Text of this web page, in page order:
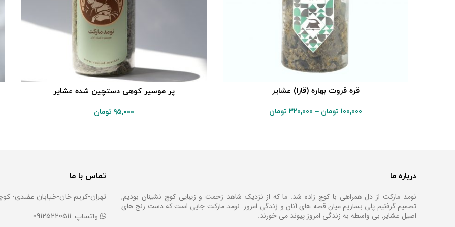
قره قروت بهاره (قارا) عشایر
۱۰۰,۰۰۰ تومان – ۳۲۰,۰۰۰ تومان
پر موسیر کوهی دستچین شده عشایر
۹۵,۰۰۰ تومان
درباره ما
نومد مارکت از دل همراهی با کوچ زاده شد. ما که از نزدیک شاهد زحمت و زیبایی کوچ نشینان بودیم,
تصمیم گرفتیم پلی بسازیم میان قصه های آنان و زندگی امروز. نومد مارکت جایی است که دست رنج های
اصیل عشایر, بی واسطه به زندگی امروز پیوند می خورند.
تماس با ما
تهران-کریم خان-خیابان عضدی-
واتساپ: 09125220511